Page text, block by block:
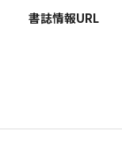
書誌情報URL